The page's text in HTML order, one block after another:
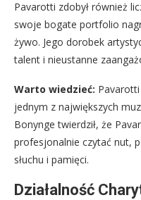
Pavarotti zdobył również
swoje bogate portfolio
żywo. Jego dorobek
talent i nieustanne
Warto wiedzieć:
jednym z największych
Bonynge twierdził, że
profesjonalnie czytać nut,
słuchu i pamięci.
Działalność